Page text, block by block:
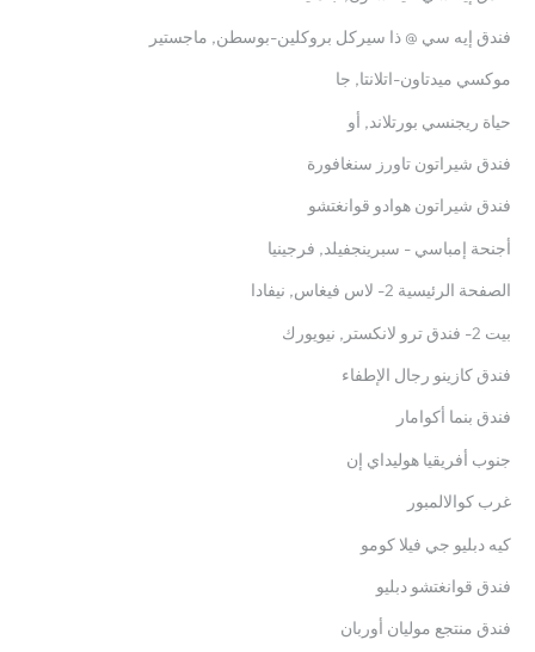
فندق إيه سي @ ذا سيركل بروكلين-بوسطن, ماجستير
موكسي ميدتاون-اتلانتا, جا
حياة ريجنسي بورتلاند, أو
فندق شيراتون تاورز سنغافورة
فندق شيراتون هوادو قوانغتشو
أجنحة إمباسي - سبرينجفيلد, فرجينيا
الصفحة الرئيسية 2- لاس فيغاس, نيفادا
بيت 2- فندق ترو لانكستر, نيويورك
فندق كازينو رجال الإطفاء
فندق بنما أكوامار
جنوب أفريقيا هوليداي إن
غرب كوالالمبور
كيه دبليو جي فيلا كومو
فندق قوانغتشو دبليو
فندق منتجع موليان أوربان